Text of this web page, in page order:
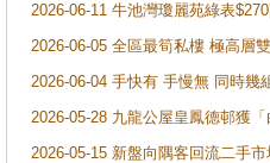
2026-06-11 牛池灣瓊麗苑綠表
2026-06-05 全區最筍私樓 極高層
2026-06-04 手快有 手慢無 同時幾
2026-05-28 九龍公屋皇鳳德邨獲
2026-05-15 新盤向隅客回流二手